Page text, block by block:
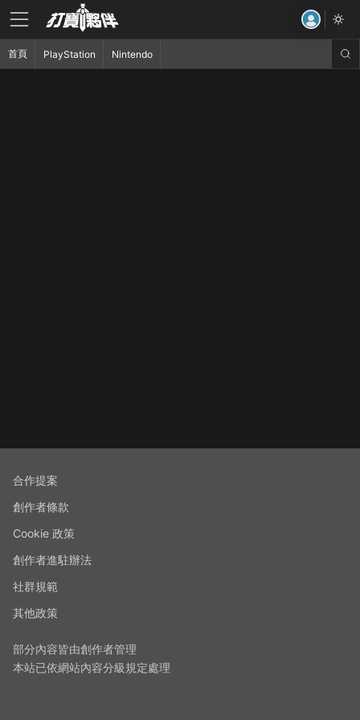
合作提案
創作者條款
Cookie 政策
創作者進駐辦法
社群規範
其他政策
部分內容皆由創作者管理
本站已依網站內容分級規定處理
首頁 PlayStation Nintendo